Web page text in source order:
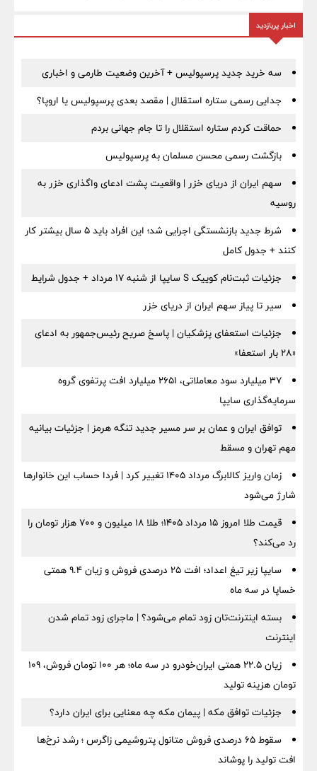
اخبار پربازدید
سه خرید جدید پرسپولیس + آخرین وضعیت طارمی و اخباری
جدایی رسمی ستاره استقلال | مقصد بعدی پرسپولیس یا اروپا؟
حماقت کردم ستاره استقلال را تا جام جهانی بردم
بازگشت رسمی محسن مسلمان به پرسپولیس
سهم ایران از دریای خزر | واقعیت پشت ادعای واگذاری خزر به
روسیه
شرط جدید بازنشستگی اجرایی شد؛ این افراد باید ۵ سال بیشتر کار
کنند + جدول کامل
جزئیات ثبت‌نام کوییک S سایپا از شنبه ۱۷ مرداد + جدول شرایط
سیر تا پیاز سهم ایران از دریای خزر
جزئیات استعفای پزشکیان | پاسخ صریح رئیس‌جمهور به ادعای
«۲۸ بار استعفا»
۳۷ میلیارد سود معاملاتی، ۲۶۵۱ میلیارد افت پرتفوی گروه
سرمایه‌گذاری سایپا
توافق ایران و عمان بر سر مسیر جدید تنگه هرمز | جزئیات بیانیه
مهم تهران و مسقط
زمان واریز کالابرگ مرداد ۱۴۰۵ تغییر کرد | فردا حساب این خانوارها
شارژ می‌شود
قیمت طلا امروز ۱۵ مرداد ۱۴۰۵؛ طلا ۱۸ میلیون و ۷۰۰ هزار تومان را
رد می‌کند؟
سایپا زیر تیغ اعداد؛ افت ۲۵ درصدی فروش و زیان ۹.۴ همتی
خساپا در سه ماه
بسته اینترنت‌تان زود تمام می‌شود؟ | ماجرای زود تمام شدن
اینترنت
زیان ۲۲.۵ همتی ایران‌خودرو در سه ماه؛ هر ۱۰۰ تومان فروش، ۱۰۹
تومان هزینه تولید
جزئیات توافق مکه | پیمان مکه چه معنایی برای ایران دارد؟
سقوط ۶۵ درصدی فروش متانول پتروشیمی زاگرس ؛ رشد نرخ‌ها
افت تولید را پوشاند